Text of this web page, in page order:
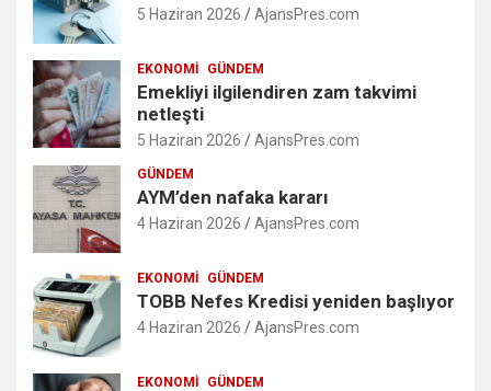
5 Haziran 2026 AjansPres.com
EKONOMI GÜNDEM
Emekliyi ilgilendiren zam takvimi
netleşti
5 Haziran 2026 AjansPres.com
GÜNDEM
AYM’den nafaka kararı
4 Haziran 2026 AjansPres.com
EKONOMI GÜNDEM
TOBB Nefes Kredisi yeniden başlıyor
4 Haziran 2026 AjansPres.com
EKONOMI GÜNDEM